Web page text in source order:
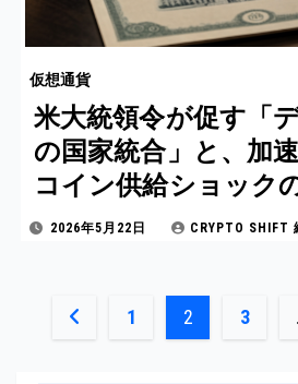
仮想通貨
米大統領令が促す「
の国家統合」と、加
コイン供給ショック
2026年5月22日 CRYPTO SHIFT
投
1 2 3